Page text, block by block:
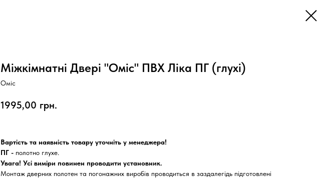
Міжкімнатні Двері "Оміс" ПВХ Ліка ПГ (глухі)
Оміс
1995,00 грн.
Вартість та наявність товару уточніть у менеджера!
ПГ - полотно глухе.
Увага! Усі виміри повинен проводити установник.
Монтаж дверних полотен та погонажних виробів проводиться в заздалегідь підготовлені